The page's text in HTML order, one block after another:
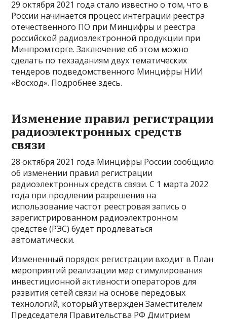
29 октября 2021 года стало известно о том, что в
России начинается процесс интеграции реестра
отечественного ПО при Минцифры и реестра
российской радиоэлектронной продукции при
Минпромторге. Заключение об этом можно
сделать по техзаданиям двух тематических
тендеров подведомственного Минцифры НИИ
«Восход». Подробнее здесь.
Изменение правил регистрации
радиоэлектронных средств
связи
28 октября 2021 года Минцифры России сообщило
об изменении правил регистрации
радиоэлектронных средств связи. С 1 марта 2022
года при продлении разрешения на
использование частот реестровая запись о
зарегистрированном радиоэлектронном
средстве (РЭС) будет продлеваться
автоматически.
Измененный порядок регистрации входит в План
мероприятий реализации мер стимулирования
инвестиционной активности операторов для
развития сетей связи на основе передовых
технологий, который утвержден Заместителем
Председателя Правительства РФ Дмитрием